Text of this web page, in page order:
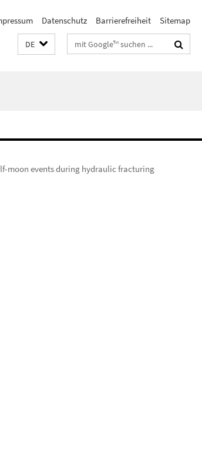
Datenschutz Barrierefreiheit Sitemap
DE Suchbegriffe
moon events during hydraulic fracturing